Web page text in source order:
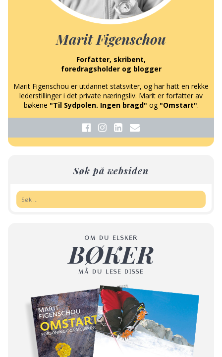
Marit Figenschou
Forfatter, skribent,
foredragsholder og blogger
Marit Figenschou er utdannet statsviter, og har hatt en rekke
lederstillinger i det private næringsliv. Marit er forfatter av
bøkene "Til Sydpolen. Ingen bragd" og "Omstart".
Søk på websiden
OM DU ELSKER
BØKER
MÅ DU LESE DISSE